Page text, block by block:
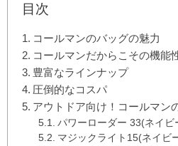
目次
コールマンのバッグの魅力
コールマンだからこその機能
豊富なラインナップ
圧倒的なコスパ
アウトドア向け！コールマン
パワーローダー 33(ネイビ
マジックライト15(ネイビ